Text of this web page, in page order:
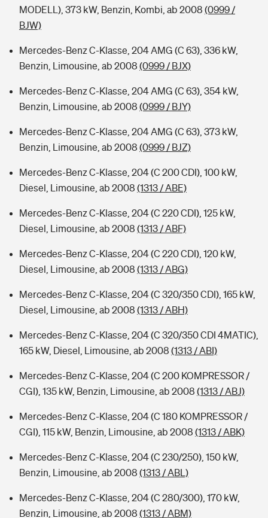
MODELL), 373 kW, Benzin, Kombi, ab 2008 (0999 /
BJW)
Mercedes-Benz C-Klasse, 204 AMG (C 63), 336 kW,
Benzin, Limousine, ab 2008 (0999 / BJX)
Mercedes-Benz C-Klasse, 204 AMG (C 63), 354 kW,
Benzin, Limousine, ab 2008 (0999 / BJY)
Mercedes-Benz C-Klasse, 204 AMG (C 63), 373 kW,
Benzin, Limousine, ab 2008 (0999 / BJZ)
Mercedes-Benz C-Klasse, 204 (C 200 CDI), 100 kW,
Diesel, Limousine, ab 2008 (1313 / ABE)
Mercedes-Benz C-Klasse, 204 (C 220 CDI), 125 kW,
Diesel, Limousine, ab 2008 (1313 / ABF)
Mercedes-Benz C-Klasse, 204 (C 220 CDI), 120 kW,
Diesel, Limousine, ab 2008 (1313 / ABG)
Mercedes-Benz C-Klasse, 204 (C 320/350 CDI), 165 kW,
Diesel, Limousine, ab 2008 (1313 / ABH)
Mercedes-Benz C-Klasse, 204 (C 320/350 CDI 4MATIC),
165 kW, Diesel, Limousine, ab 2008 (1313 / ABI)
Mercedes-Benz C-Klasse, 204 (C 200 KOMPRESSOR /
CGI), 135 kW, Benzin, Limousine, ab 2008 (1313 / ABJ)
Mercedes-Benz C-Klasse, 204 (C 180 KOMPRESSOR /
CGI), 115 kW, Benzin, Limousine, ab 2008 (1313 / ABK)
Mercedes-Benz C-Klasse, 204 (C 230/250), 150 kW,
Benzin, Limousine, ab 2008 (1313 / ABL)
Mercedes-Benz C-Klasse, 204 (C 280/300), 170 kW,
Benzin, Limousine, ab 2008 (1313 / ABM)